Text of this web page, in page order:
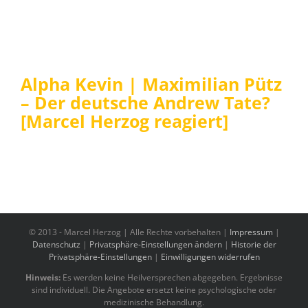
Alpha Kevin | Maximilian Pütz
– Der deutsche Andrew Tate?
[Marcel Herzog reagiert]
© 2013 - Marcel Herzog | Alle Rechte vorbehalten | Impressum |
Datenschutz | Privatsphäre-Einstellungen ändern| Historie der
Privatsphäre-Einstellungen| Einwilligungen widerrufen
Hinweis: Es werden keine Heilversprechen abgegeben. Ergebnisse
sind individuell. Die Angebote ersetzt keine psychologische oder
medizinische Behandlung.